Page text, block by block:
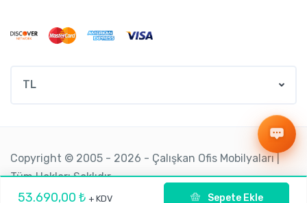
53.690,00 ₺ + KDV Sepete Ekle
TL
Copyright © 2005 - 2026 - Çalışkan Ofis Mobilyaları |
Tüm Hakları Saklıdır.